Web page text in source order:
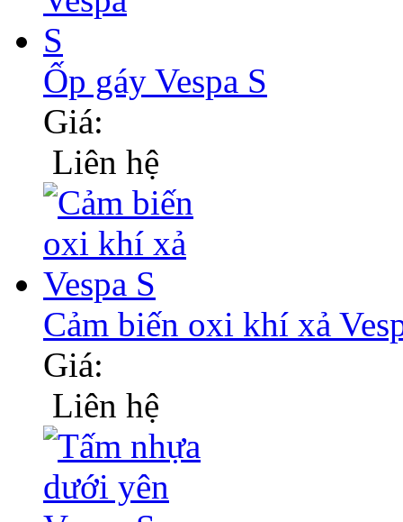
Ốp gáy Vespa S
Giá:
Liên hệ
Cảm biến oxi khí xả
Giá:
Liên hệ